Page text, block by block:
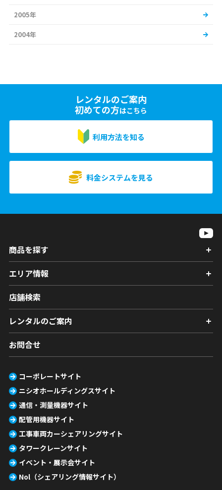
2005年
2004年
レンタルのご案内
初めての方はこちら
利用方法を知る
料金システムを見る
商品を探す
エリア情報
店舗検索
レンタルのご案内
お問合せ
コーポレートサイト
ニシオホールディングスサイト
通信・測量機器サイト
配管用機器サイト
工事車両カーシェアリングサイト
タワークレーンサイト
イベント・展示会サイト
Nol（シェアリング情報サイト）